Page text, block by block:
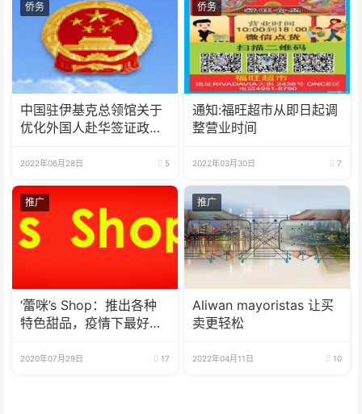
侨务
中国驻伊基克总领馆关于
优化外国人赴华签证政策
2022年06月28日 5
侨务
通知:福旺超市从即日起调
整营业时间
2022年03月30日 7
推广
‘蕾咪’s Shop：推出各种
特色甜品，疫情下最好的
2020年07月29日 17
推广
Aliwan mayoristas 让买
卖更轻松
2022年04月11日 10